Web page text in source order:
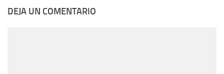
DEJA UN COMENTARIO